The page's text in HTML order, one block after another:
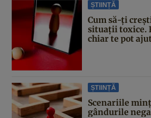
ȘTIINȚĂ
Cum să-ți
situații toxice.
chiar te pot
ȘTIINȚĂ
Scenariile
gândurile